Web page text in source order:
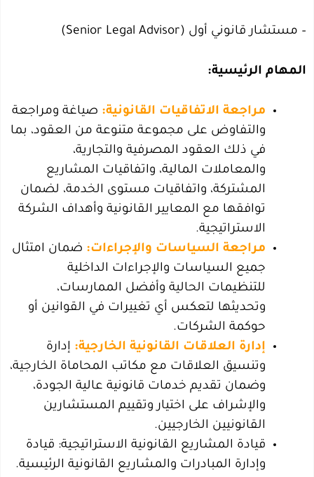
– مستشار قانوني أول (Senior Legal Advisor)
المهام الرئيسية:
مراجعة الاتفاقيات القانونية: صياغة ومراجعة
والتفاوض على مجموعة متنوعة من العقود، بما
في ذلك العقود المصرفية والتجارية،
والمعاملات المالية، واتفاقيات المشاريع
المشتركة، واتفاقيات مستوى الخدمة، لضمان
توافقها مع المعايير القانونية وأهداف الشركة
الاستراتيجية.
مراجعة السياسات والإجراءات: ضمان امتثال
جميع السياسات والإجراءات الداخلية
للتنظيمات الحالية وأفضل الممارسات،
وتحديثها لتعكس أي تغييرات في القوانين أو
حوكمة الشركات.
إدارة العلاقات القانونية الخارجية: إدارة
وتنسيق العلاقات مع مكاتب المحاماة الخارجية،
وضمان تقديم خدمات قانونية عالية الجودة،
والإشراف على اختيار وتقييم المستشارين
القانونيين الخارجيين.
قيادة المشاريع القانونية الاستراتيجية: قيادة
وإدارة المبادرات والمشاريع القانونية الرئيسية.